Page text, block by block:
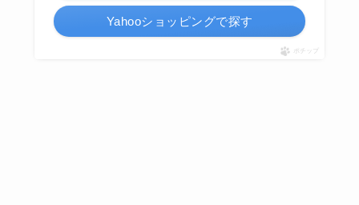
Yahooショッピングで探す
ポチップ